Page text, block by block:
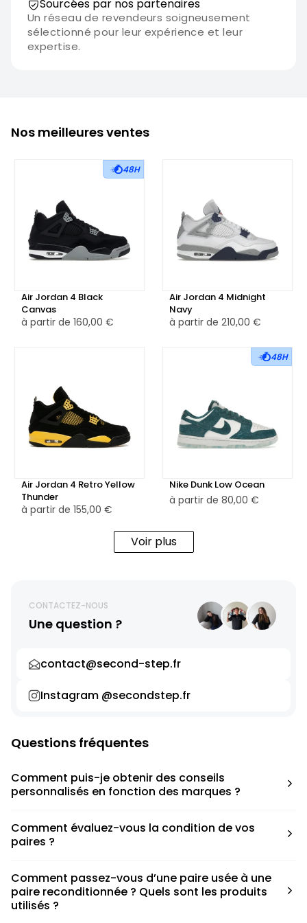
Sourcées par nos partenaires
Un réseau de revendeurs soigneusement
sélectionné pour leur expérience et leur
expertise.
Nos meilleures ventes
48H
Air Jordan 4 Black
Canvas
à partir de 160,00 €
Air Jordan 4 Midnight
Navy
à partir de 210,00 €
Air Jordan 4 Retro Yellow
Thunder
à partir de 155,00 €
48H
Nike Dunk Low Ocean
à partir de 80,00 €
Voir plus
CONTACTEZ-NOUS
Une question ?
contact@second-step.fr
Instagram @secondstep.fr
Questions fréquentes
Comment puis-je obtenir des conseils
personnalisés en fonction des marques ?
pour déterminer la taille appropriée, que ce soit une taille
en dessous, au-dessus ou correspondant à votre taille
Comment évaluez-vous la condition de vos
paires ?
défauts spécifiques de chaque paire.
Comment passez-vous d’une paire usée à une
paire reconditionnée ? Quels sont les produits
utilisés ?